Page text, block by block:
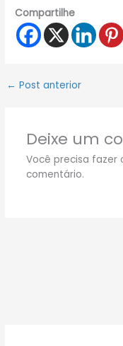
Compartilhe
← Post anterior
Deixe um
Você precisa fazer
comentário.